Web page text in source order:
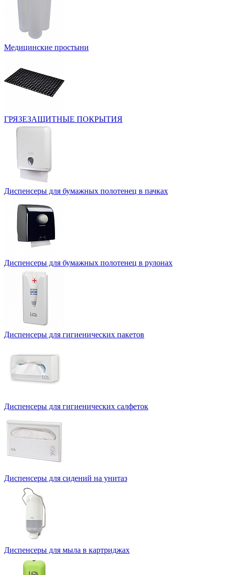
Медицинские простыни
ГРЯЗЕЗАЩИТНЫЕ ПОКРЫТИЯ
Диспенсеры для бумажных полотенец в пачках
Диспенсеры для бумажных полотенец в рулонах
Диспенсеры для гигиенических пакетов
Диспенсеры для гигиенических салфеток
Диспенсеры для сидений на унитаз
Диспенсеры для мыла в картриджах